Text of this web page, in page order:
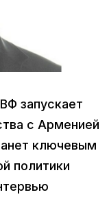
запускает
с Арменией
ключевым
политики